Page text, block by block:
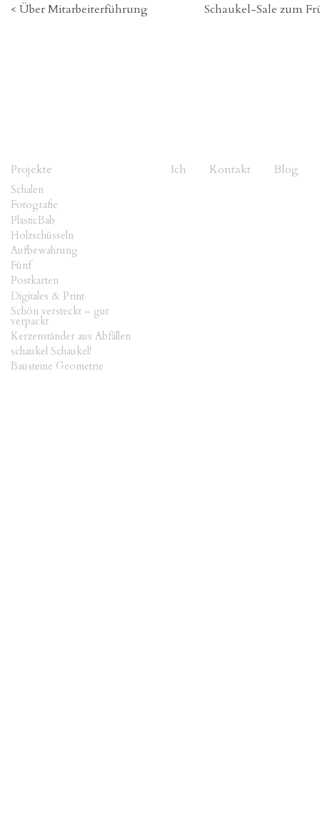
< Über Mitarbeiterführung Schaukel-Sale zum
Projekte
Schalen
Fotografie
PlasticBab
Holzschüsseln
Aufbewahrung
Fünf
Postkarten
Digitales & Print
Schön versteckt – gut
verpackt
Kerzenständer aus Abfällen
schaukel Schaukel!
Bausteine Geometrie
Ich Kontakt Blog